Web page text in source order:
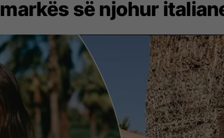
markës së njohur